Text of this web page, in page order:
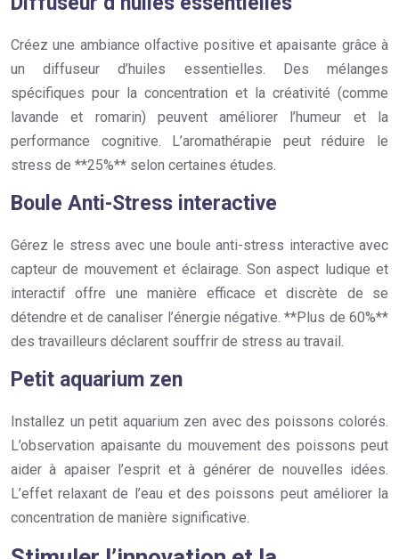
Créez une ambiance olfactive positive et apaisante grâce à
un diffuseur d’huiles essentielles. Des mélanges
spécifiques pour la concentration et la créativité (comme
lavande et romarin) peuvent améliorer l’humeur et la
performance cognitive. L’aromathérapie peut réduire le
stress de **25%** selon certaines études.
Boule Anti-Stress interactive
Gérez le stress avec une boule anti-stress interactive avec
capteur de mouvement et éclairage. Son aspect ludique et
interactif offre une manière efficace et discrète de se
détendre et de canaliser l’énergie négative. **Plus de 60%**
des travailleurs déclarent souffrir de stress au travail.
Petit aquarium zen
Installez un petit aquarium zen avec des poissons colorés.
L’observation apaisante du mouvement des poissons peut
aider à apaiser l’esprit et à générer de nouvelles idées.
L’effet relaxant de l’eau et des poissons peut améliorer la
concentration de manière significative.